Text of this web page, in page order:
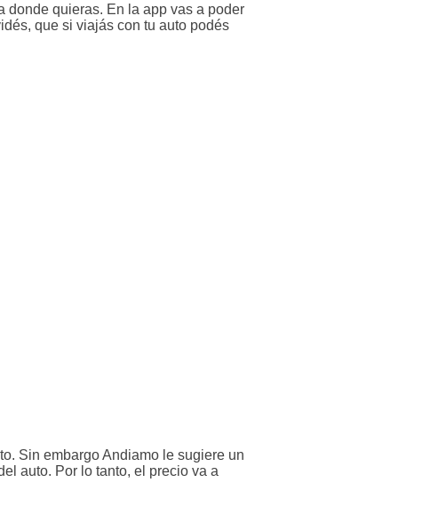
donde quieras. En la app vas a poder
que si viajás con tu auto podés
Sin embargo Andiamo le sugiere un
auto. Por lo tanto, el precio va a